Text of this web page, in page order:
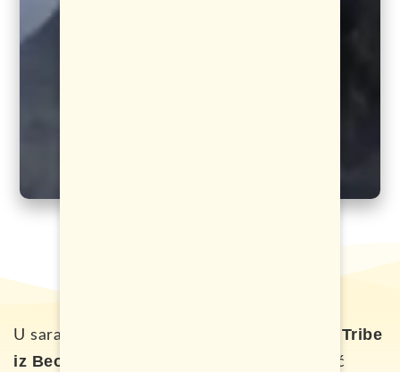
U saradnji sa turističkom agencijom
Jungle Tribe
iz Beograda
, nudimo vam putovanje za Noć